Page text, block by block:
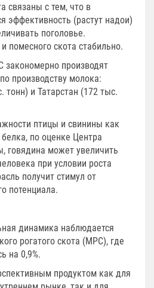
связаны с тем, что в
эффективность (растут надои)
поголовье.
помесного скота стабильно.
закономерно производят
производству молока:
тонн) и Татарстан (172 тыс.
птицы и свинины как
по оценке Центра
говядина может увеличить
при условии роста
получит стимул от
потенциала.
динамика наблюдается
рогатого скота (МРС), где
на 0,9%.
продуктом как для